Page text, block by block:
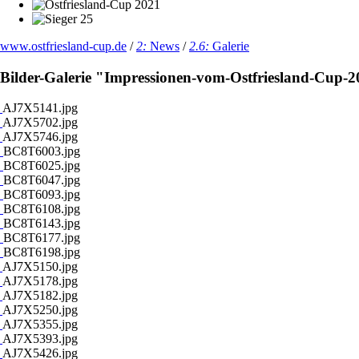
www.ostfriesland-cup.de /2: News /2.6: Galerie
Bilder-Galerie "Impressionen-vom-Ostfriesland-Cup-
AJ7X5141.jpg
AJ7X5702.jpg
AJ7X5746.jpg
BC8T6003.jpg
BC8T6025.jpg
BC8T6047.jpg
BC8T6093.jpg
BC8T6108.jpg
BC8T6143.jpg
BC8T6177.jpg
BC8T6198.jpg
AJ7X5150.jpg
AJ7X5178.jpg
AJ7X5182.jpg
AJ7X5250.jpg
AJ7X5355.jpg
AJ7X5393.jpg
AJ7X5426.jpg